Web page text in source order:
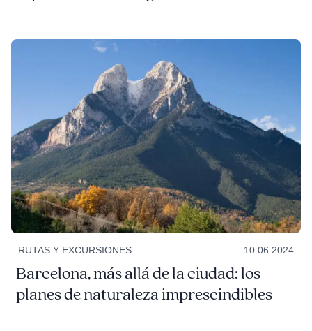
RUTAS Y EXCURSIONES 10.06.2024
Barcelona, más allá de la ciudad: los
planes de naturaleza imprescindibles